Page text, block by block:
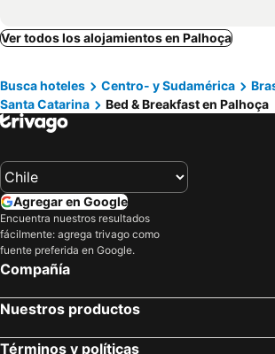
Ver todos los alojamientos en Palhoça
Busca hoteles Centro- y Sudamérica
Santa Catarina
Bed & Breakfast en Palhoça
Agregar en Google
Encuentra nuestros resultados
fácilmente: agrega trivago como
fuente preferida en Google.
Compañía
Nuestros productos
Términos y políticas